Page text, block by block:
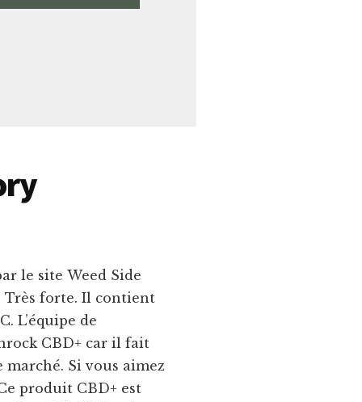
le site Weed Side
Très forte. Il contient
L’équipe de
CBD+ car il fait
Si vous aimez
produit CBD+ est